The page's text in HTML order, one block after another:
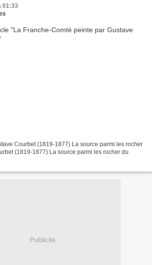
01:33
Courbet (1819-1877) La source parmi les rocher
(1819-1877) La source parmi les rocher du
Publicité